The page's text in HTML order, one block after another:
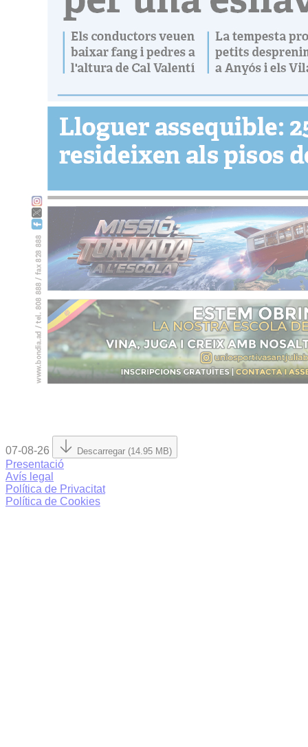
07-08-26 Descarregar (14.95 MB)
Presentació
Avís legal
Política de Privacitat
Política de Cookies